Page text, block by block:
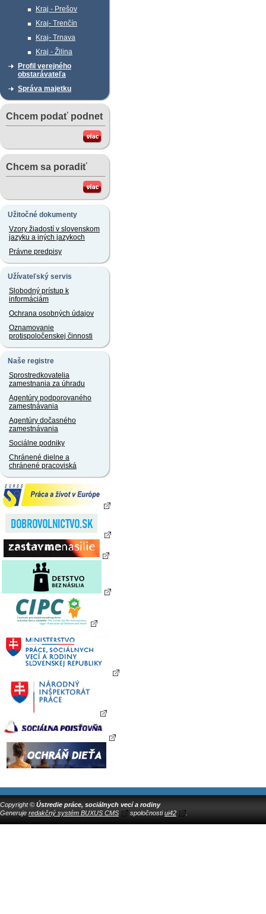
Kraj - Prešov
Kraj- Trenčín
Kraj- Trnava
Kraj - Žilina
Profil verejného
obstarávateľa
Správa majetku
Chcem podať podnet
Chcem sa poradiť
Užitočné dokumenty
Vzory žiadostí v slovenskom
jazyku a iných jazykoch
Právne predpisy
Užívateľský servis
Slobodný prístup k
informáciám
Ochrana osobných údajov
Oznamovanie
protispoločenskej činnosti
Naše registre
Sprostredkovatelia
zamestnania za úhradu
Agentúry podporovaného
zamestnávania
Agentúry dočasného
zamestnávania
Sociálne podniky
Chránené dielne a
chránené pracoviská
Copyright © Ústredie práce, sociálnych vecí a rodiny
Generuje redakčný systém BUXUS CMS spoločnostiui42